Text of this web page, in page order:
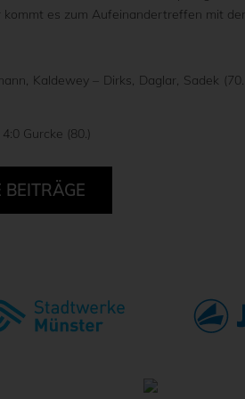
es zum Aufeinandertreffen mit
Kaldewey – Dirks, Daglar, Sadek
Gurcke (80.)
BEITRÄGE